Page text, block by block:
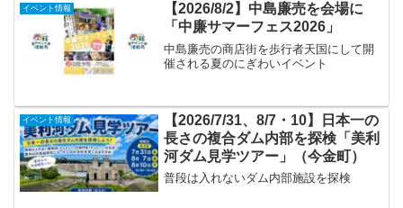
イベント情報
【2026/8/2】中島廉売を会場に
「中廉サマーフェス2026」
中島廉売の商店街を歩行者天国にして開
催される夏のにぎわいイベント
イベント情報
【2026/7/31、8/7・10】日本一の
長さの複合ダム内部を探検「美利
河ダム見学ツアー」（今金町）
普段は入れないダム内部施設を探検